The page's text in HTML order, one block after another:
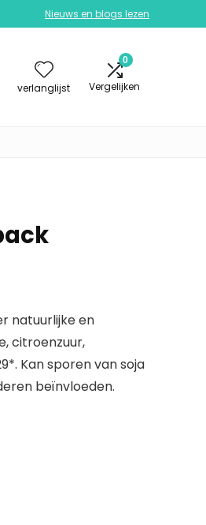
Nieuws en blogs lezen
verlanglijst
0
Vergelijken
natuurlijke en
citroenzuur,
Kan sporen van soja
beïnvloeden.